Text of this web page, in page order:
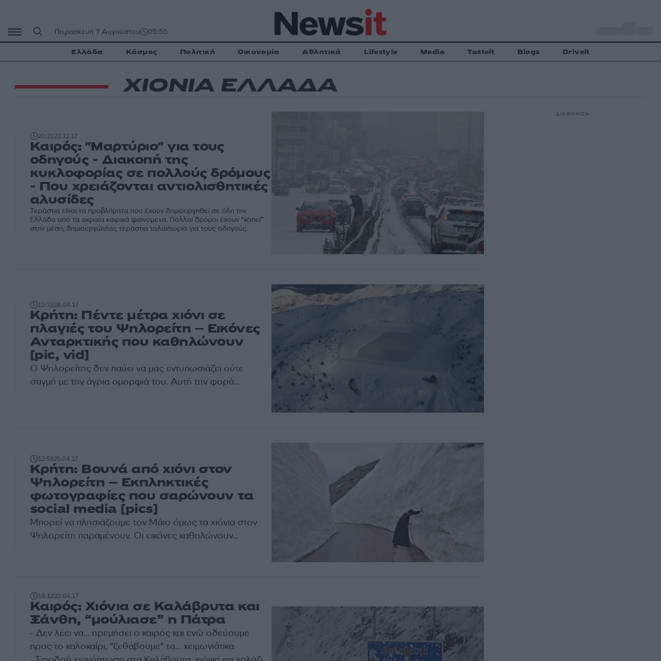
περιεχόμενο
Παρασκευή 7 Αυγούστου 05:55
Ελλάδα Κόσμος Πολιτική Οικονομία Αθλητικά Lifestyle Media Tasteit Blogs Driveit
ΧΙΟΝΙΑ ΕΛΛΑΔΑ
20:2122.12.17
Καιρός: "Μαρτύριο" για τους
οδηγούς - Διακοπή της
κυκλοφορίας σε πολλούς δρόμους
- Που χρειάζονται αντιολισθητικές
αλυσίδες
Τεράστια είναι τα προβλήματα που έχουν δημιουργηθεί σε όλη την
Ελλάδα από τα ακραία καιρικά φαινόμενα. Πολλοί δρόμοι έχουν “κοπεί”
στην μέση, δημιουργώντας τεράστια ταλαιπωρία για τους οδηγούς.
12:3328.04.17
Κρήτη: Πέντε μέτρα χιόνι σε
πλαγιές του Ψηλορείτη – Εικόνες
Ανταρκτικής που καθηλώνουν
[pic, vid]
Ο Ψηλορείτης δεν παύει να μας εντυπωσιάζει ούτε
στιγμή με την άγρια ομορφιά του. Αυτή την φορά...
12:5325.04.17
Κρήτη: Βουνά από χιόνι στον
Ψηλορείτη – Εκπληκτικές
φωτογραφίες που σαρώνουν τα
social media [pics]
Μπορεί να πλησιάζουμε τον Μάιο όμως τα χιόνια στον
Ψηλορείτη παραμένουν. Οι εικόνες καθηλώνουν...
18:1222.04.17
Καιρός: Χιόνια σε Καλάβρυτα και
Ξάνθη, “μούλιασε” η Πάτρα
- Δεν λέει να... ηρεμήσει ο καιρός και ενώ οδεύουμε
προς το καλοκαίρι, "ξεθάβουμε" τα... χειμωνιάτικα
ΔΙΑΦΗΜΙΣΗ